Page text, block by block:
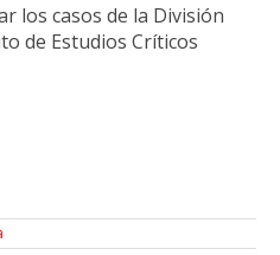
los casos de la División
de Estudios Críticos